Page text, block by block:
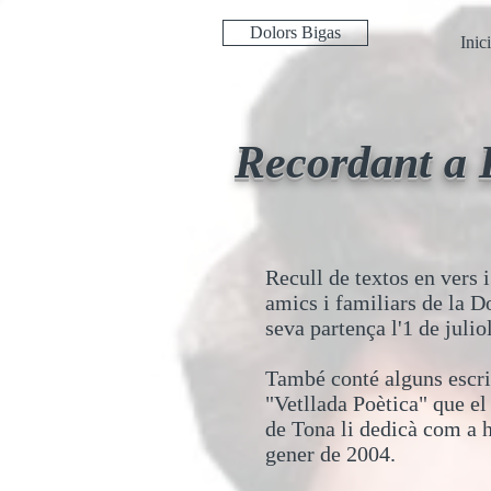
Dolors Bigas
Inici
Recordant a
Recull de textos en vers
amics i familiars de la
seva partença l'1 de
També conté alguns
"Vetllada Poètica" que
de Tona li dedicà com a
gener de 2004.